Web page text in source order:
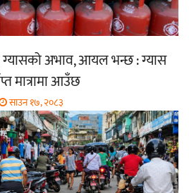
ग्यासको अभाव, आयल भन्छ : ग्यास
मात्रामा आउँछ
साउन १७, २०८३